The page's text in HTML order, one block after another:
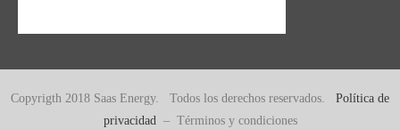
Copyrigth 2018 Saas Energy. Todos los derechos reservados. Política de
privacidad– Términos y condiciones